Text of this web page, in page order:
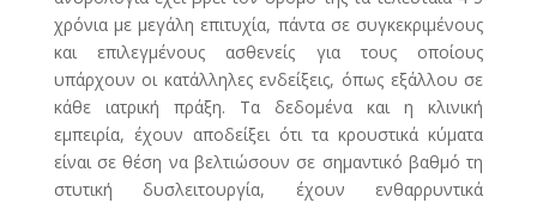
χρόνια με μεγάλη επιτυχία, πάντα σε συγκεκριμένους
και επιλεγμένους ασθενείς για τους οποίους
υπάρχουν οι κατάλληλες ενδείξεις, όπως εξάλλου σε
κάθε ιατρική πράξη. Τα δεδομένα και η κλινική
εμπειρία, έχουν αποδείξει ότι τα κρουστικά κύματα
είναι σε θέση να βελτιώσουν σε σημαντικό βαθμό τη
στυτική δυσλειτουργία, έχουν ενθαρρυντικά